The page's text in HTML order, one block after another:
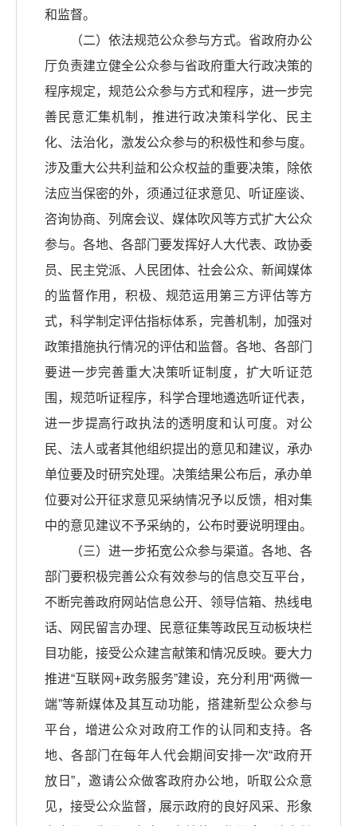
和监督。
（二）依法规范公众参与方式。省政府办公
厅负责建立健全公众参与省政府重大行政决策的
程序规定，规范公众参与方式和程序，进一步完
善民意汇集机制，推进行政决策科学化、民主
化、法治化，激发公众参与的积极性和参与度。
涉及重大公共利益和公众权益的重要决策，除依
法应当保密的外，须通过征求意见、听证座谈、
咨询协商、列席会议、媒体吹风等方式扩大公众
参与。各地、各部门要发挥好人大代表、政协委
员、民主党派、人民团体、社会公众、新闻媒体
的监督作用，积极、规范运用第三方评估等方
式，科学制定评估指标体系，完善机制，加强对
政策措施执行情况的评估和监督。各地、各部门
要进一步完善重大决策听证制度，扩大听证范
围，规范听证程序，科学合理地遴选听证代表，
进一步提高行政执法的透明度和认可度。对公
民、法人或者其他组织提出的意见和建议，承办
单位要及时研究处理。决策结果公布后，承办单
位要对公开征求意见采纳情况予以反馈，相对集
中的意见建议不予采纳的，公布时要说明理由。
（三）进一步拓宽公众参与渠道。各地、各
部门要积极完善公众有效参与的信息交互平台，
不断完善政府网站信息公开、领导信箱、热线电
话、网民留言办理、民意征集等政民互动板块栏
目功能，接受公众建言献策和情况反映。要大力
推进“互联网+政务服务”建设，充分利用“两微一
端”等新媒体及其互动功能，搭建新型公众参与
平台，增进公众对政府工作的认同和支持。各
地、各部门在每年人代会期间安排一次“政府开
放日”，邀请公众做客政府办公地，听取公众意
见，接受公众监督，展示政府的良好风采、形象